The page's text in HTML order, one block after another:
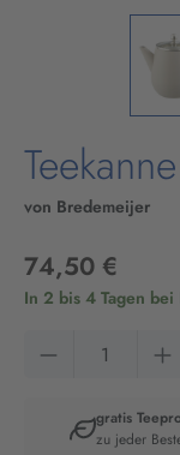
von Bredemeijer
74,50 €
In 2 bis 4 Tagen bei
Produkt
gratis
zu jeder